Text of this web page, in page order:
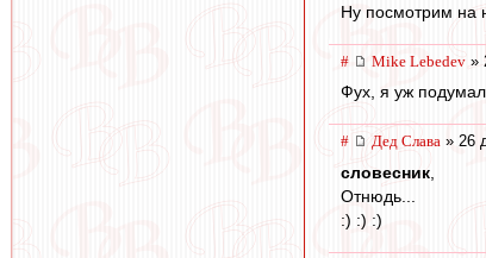
Ну посмотрим на
# Mike Lebedev »
Фух, я уж
# Дед Слава » 26
словесник
Отнюдь...
:) :) :)